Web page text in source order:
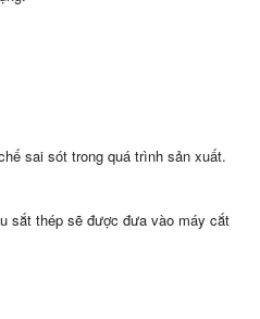
sai sót trong quá trình sản xuất.
sắt thép sẽ được đưa vào máy cắt